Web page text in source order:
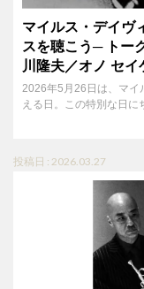
マイルス・デイヴ
スを聴こう─ トー
川隆夫／オノ セイ
2026年5月26日は、マイ
える日。この特別な日に
投稿日 : 2026.03.27